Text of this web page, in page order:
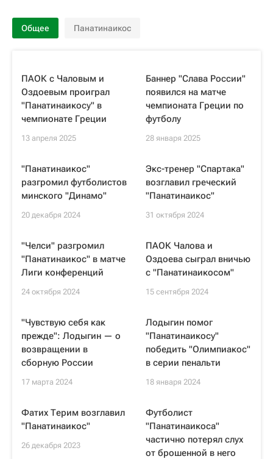
Общее Панатинаикос
ПАОК с Чаловым и
Оздоевым проиграл
"Панатинаикосу" в
чемпионате Греции
13 апреля 2025
Баннер "Слава России"
появился на матче
чемпионата Греции по
футболу
28 января 2025
"Панатинаикос"
разгромил футболистов
минского "Динамо"
20 декабря 2024
Экс-тренер "Спартака"
возглавил греческий
"Панатинаикос"
31 октября 2024
"Челси" разгромил
"Панатинаикос" в матче
Лиги конференций
24 октября 2024
ПАОК Чалова и
Оздоева сыграл вничью
с "Панатинаикосом"
15 сентября 2024
"Чувствую себя как
прежде": Лодыгин — о
возвращении в
сборную России
17 марта 2024
Лодыгин помог
"Панатинаикосу"
победить "Олимпиакос"
в серии пенальти
18 января 2024
Фатих Терим возглавил
"Панатинаикос"
26 декабря 2023
Футболист
"Панатинаикоса"
частично потерял слух
от брошенной в него